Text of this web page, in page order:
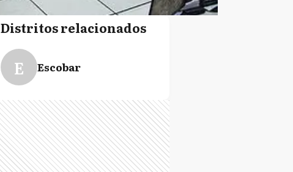
Distritos relacionados
E Escobar